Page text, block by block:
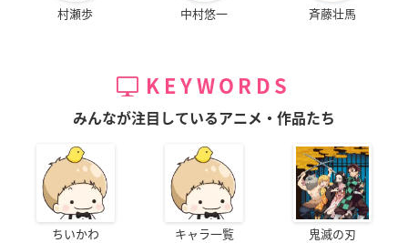
村瀬歩 中村悠一 斉藤壮馬
KEYWORDS
みんなが注目しているアニメ・作品たち
ちいかわ キャラ一覧 鬼滅の刃